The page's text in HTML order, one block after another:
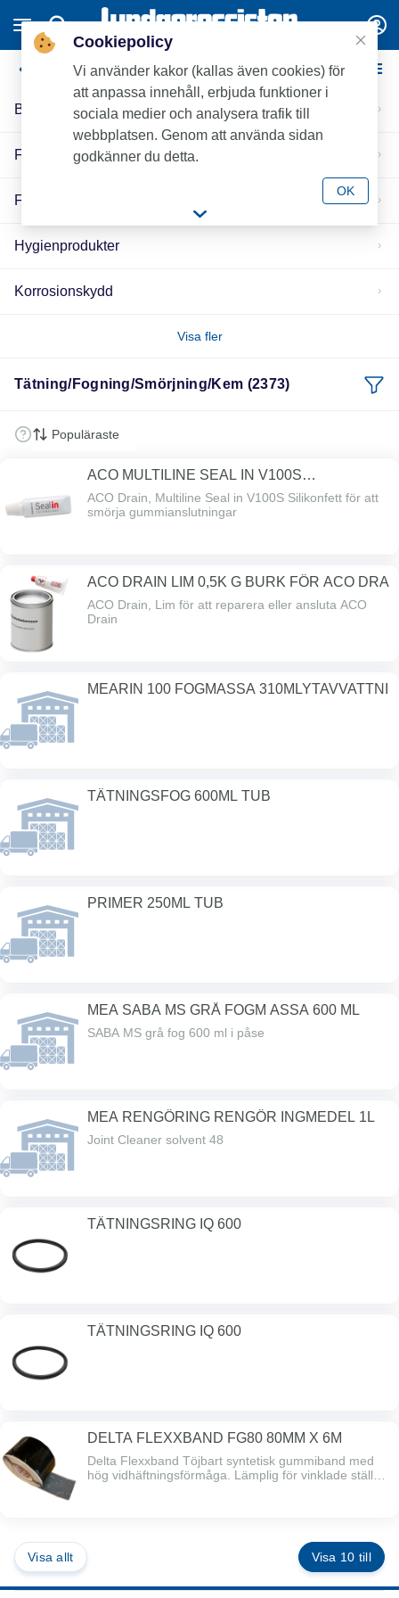
Tätning/Fogning/Smörjning/Kem
Brandtätning
Fogmedel/Lim
Färg
Hygienprodukter
Korrosionskydd
Visa fler
Tätning/Fogning/Smörjning/Kem (2373)
ACO MULTILINE SEAL IN V100S
SILIKONFETT
ACO Drain, Multiline Seal in V100S Silikonfett för att
smörja gummianslutningar
ACO DRAIN LIM 0,5K G BURK FÖR ACO DRA
ACO Drain, Lim för att reparera eller ansluta ACO
Drain
MEARIN 100 FOGMASSA 310MLYTAVVATTNI
TÄTNINGSFOG 600ML TUB
PRIMER 250ML TUB
MEA SABA MS GRÅ FOGM ASSA 600 ML
SABA MS grå fog 600 ml i påse
MEA RENGÖRING RENGÖR INGMEDEL 1L
Joint Cleaner solvent 48
TÄTNINGSRING IQ 600
TÄTNINGSRING IQ 600
DELTA FLEXXBAND FG80 80MM X 6M
Delta Flexxband Töjbart syntetisk gummiband med
hög vidhäftningsförmåga. Lämplig för vinklade ställen
Visa allt Visa 10 till
Cookiepolicy
Vi använder kakor (kallas även cookies) för
att anpassa innehåll, erbjuda funktioner i
sociala medier och analysera trafik till
webbplatsen. Genom att använda sidan
godkänner du detta.
OK